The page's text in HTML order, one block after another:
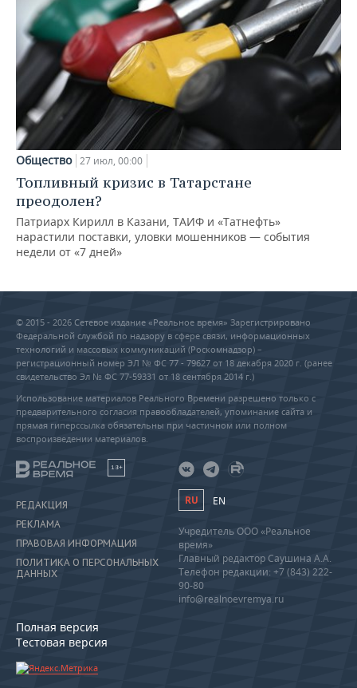
Общество 27 июл, 00:00
Топливный кризис в Татарстане
преодолен?
Патриарх Кирилл в Казани, ТАИФ и «Татнефть»
нарастили поставки, уловки мошенников — события
недели от «7 дней»
© 2015 - 2026 Сетевое издание «Реальное время» Зарегистрировано
Федеральной службой по надзору в сфере связи, информационных
технологий и массовых коммуникаций (Роскомнадзор) –
регистрационный номер ЭЛ № ФС 77 - 79627 от 18 декабря 2020 г. (ранее
свидетельство Эл № ФС 77-59331 от 18 сентября 2014 г.)
Использование материалов Реального Времени разрешено только с
предварительного согласия правообладателей, упоминание сайта и
прямая гиперссылка обязательны при частичном или полном
воспроизведении материалов.
18+
РЕДАКЦИЯ
РЕКЛАМА
ПРАВОВАЯ ИНФОРМАЦИЯ
ПОЛИТИКА О ПЕРСОНАЛЬНЫХ
ДАННЫХ
Полная версия
Тестовая версия
RU EN
Учредитель ООО «Реальное
время»
Главный редактор Саушина А.А.
Телефон редакции: +7 (843) 222-
90-80
info@realnoevremya.ru